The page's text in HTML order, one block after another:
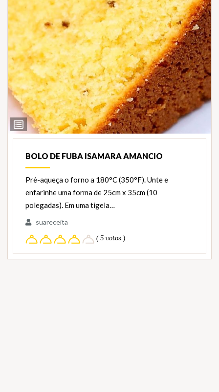
Ver
Ingredientes
BOLO DE FUBA ISAMARA AMANCIO
Pré-aqueça o forno a 180°C (350°F). Unte e
enfarinhe uma forma de 25cm x 35cm (10
polegadas). Em uma tigela…
suareceita
( 5 votos )